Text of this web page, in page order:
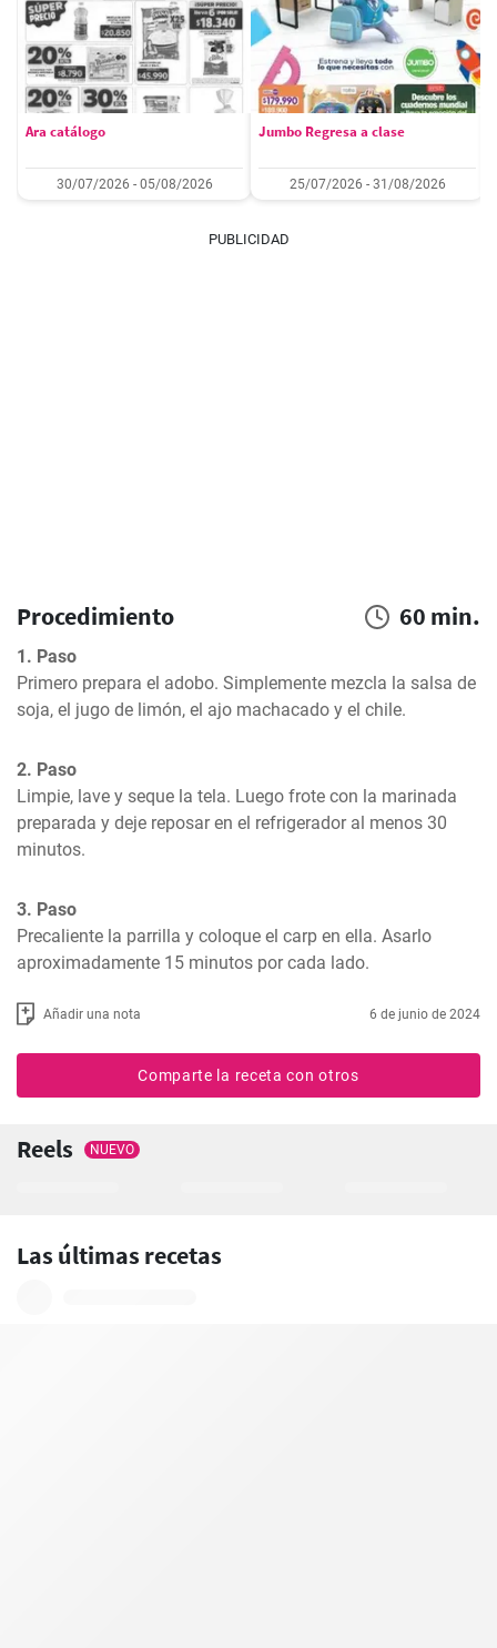
Ara catálogo
30/07/2026 - 05/08/2026
Jumbo Regresa a clase
25/07/2026 - 31/08/2026
PUBLICIDAD
Procedimiento 60 min.
1. Paso
Primero prepara el adobo. Simplemente mezcla la salsa de
soja, el jugo de limón, el ajo machacado y el chile.
2. Paso
Limpie, lave y seque la tela. Luego frote con la marinada
preparada y deje reposar en el refrigerador al menos 30
minutos.
3. Paso
Precaliente la parrilla y coloque el carp en ella. Asarlo
aproximadamente 15 minutos por cada lado.
Añadir una nota 6 de junio de 2024
Comparte la receta con otros
Reels NUEVO
Las últimas recetas